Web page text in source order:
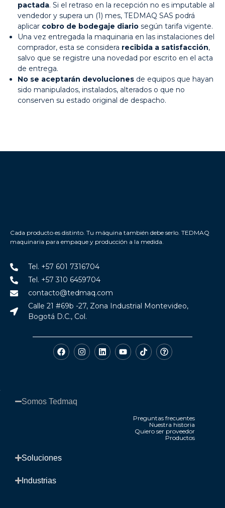
pactada. Si el retraso en la recepción no es imputable al
vendedor y supera un (1) mes, TEDMAQ SAS podrá
aplicar cobro de bodegaje diario según tarifa vigente.
Una vez entregada la maquinaria en las instalaciones del
comprador, esta se considera recibida a satisfacción,
salvo que se registre una novedad por escrito en el acta
de entrega.
No se aceptarán devoluciones de equipos que hayan
sido manipulados, instalados, alterados o que no
conserven su estado original de despacho.
Cada producto es distinto. Tu máquina también debe serlo. TEDMAQ
maquinaria para empaque y producción a la medida.
Tel. +57 601 7316704
Tel. +57 310 6459704
contacto@tedmaq.com
Calle 21 #69b -27, Zona Industrial Montevideo,
Bogotá D.C., Col.
Somos Tedmaq​
Preguntas frecuentes
Nuestra historia
Quiero ser proveedor
Productos
Soluciones​
Industrias​